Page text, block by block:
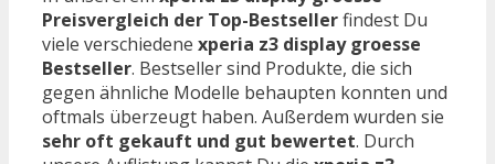
Preisvergleich der Top-Bestsellerfindest Du
viele verschiedene xperia z3 display groesse
Bestseller. Bestseller sind Produkte, die sich
gegen ähnliche Modelle behaupten konnten und
oftmals überzeugt haben. Außerdem wurden sie
sehr oft gekauft und gut bewertet. Durch